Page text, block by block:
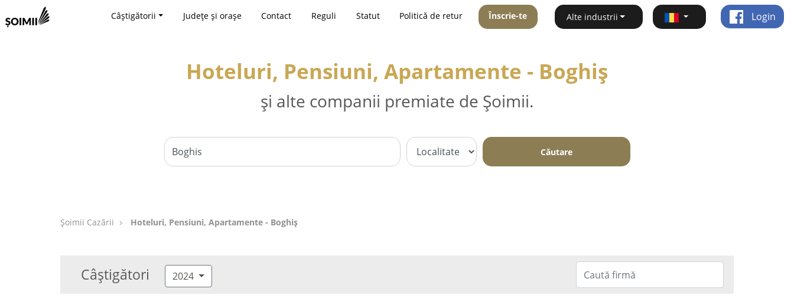
Câștigătorii Județe și orașe Contact Reguli Statut Politică de retur Înscrie-te Alte industrii Login
Hoteluri, Pensiuni, Apartamente - Boghiş
și alte companii premiate de Șoimii.
Căutare
Șoimii Cazării Hoteluri, Pensiuni, Apartamente - Boghiş
Câștigători 2024